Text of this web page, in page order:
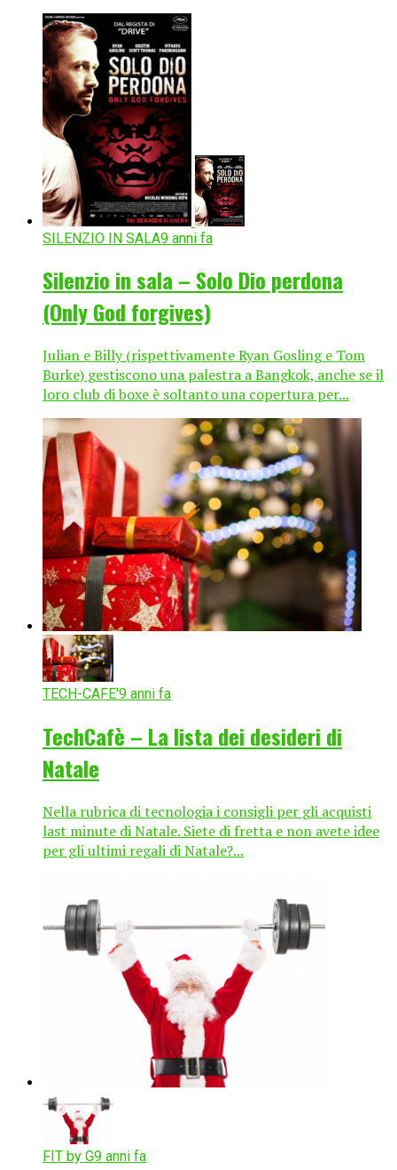
SILENZIO IN SALA9 anni fa
Silenzio in sala – Solo Dio perdona
(Only God forgives)
Julian e Billy (rispettivamente Ryan Gosling e Tom
Burke) gestiscono una palestra a Bangkok, anche se il
loro club di boxe è soltanto una copertura per...
TECH-CAFE'9 anni fa
TechCafè – La lista dei desideri di
Natale
Nella rubrica di tecnologia i consigli per gli acquisti
last minute di Natale. Siete di fretta e non avete idee
per gli ultimi regali di Natale?...
FIT by G9 anni fa